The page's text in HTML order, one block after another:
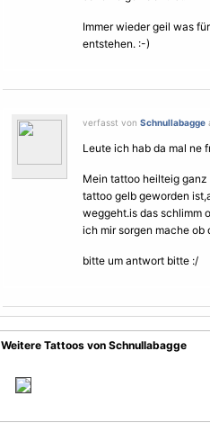
Immer wieder geil was
entstehen. :-)
verfasst von Schnullabagge
Leute ich hab da mal ne
Mein tattoo heilteig ganz
tattoo gelb geworden
weggeht.is das schlimm
ich mir sorgen mache ob
bitte um antwort bitte :/
Weitere Tattoos von Schnullabagge